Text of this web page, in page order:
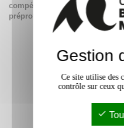
compétences
préprofessionnelles
les outils
108
(pilotage,
œuvre et
Gestion
Ce site utilise des
contrôle sur ceux